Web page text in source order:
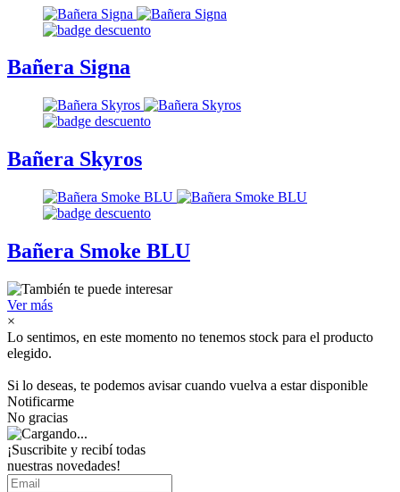
Bañera Signa
Bañera Skyros
Bañera Smoke BLU
Ver más
×
Lo sentimos, en este momento no tenemos stock para el producto
elegido.
Si lo deseas, te podemos avisar cuando vuelva a estar disponible
Notificarme
No gracias
¡Suscribite y recibí todas
nuestras novedades!